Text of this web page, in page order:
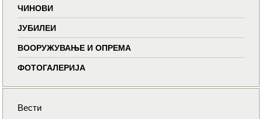
ЧИНОВИ
ЈУБИЛЕИ
ВООРУЖУВАЊЕ И ОПРЕМА
ФОТОГАЛЕРИЈА
Вести